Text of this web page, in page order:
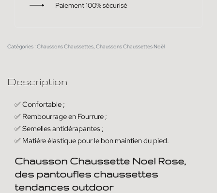
Paiement 100% sécurisé
Catégories : Chaussons Chaussettes, Chaussons Chaussettes Noël
Description
✅ Confortable ;
✅ Rembourrage en Fourrure ;
✅ Semelles antidérapantes ;
✅ Matière élastique pour le bon maintien du pied.
Chausson Chaussette Noel Rose,
des pantoufles chaussettes
tendances outdoor